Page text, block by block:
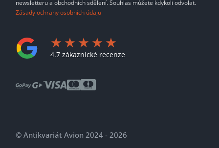
newsletteru a obchodních sdělení. Souhlas můžete kdykoli odvolat.
Zásady ochrany osobních údajů
4.7 zákaznické recenze
© Antikvariát Avion 2024 - 2026